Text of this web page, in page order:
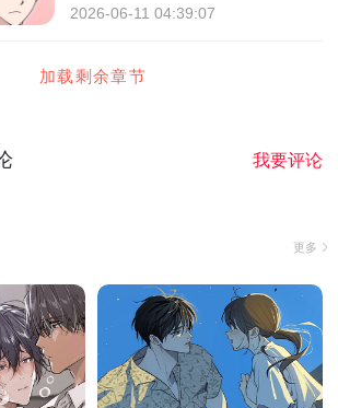
2026-06-11 04:39:07
加载剩余章节
我要评论
更多